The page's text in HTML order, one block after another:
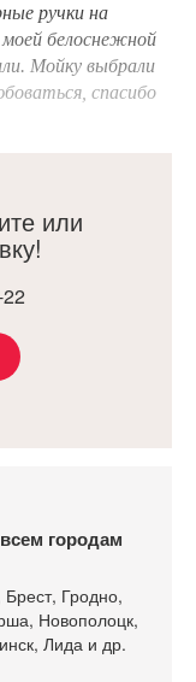
ручки на
белоснежной
Мойку выбрали
спасибо
или
городам
Гродно,
Новополоцк,
Лида и др.